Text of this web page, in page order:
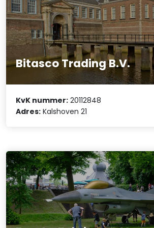
Bitasco Trading B.V.
KvK nummer: 20112848
Adres: Kalshoven 21